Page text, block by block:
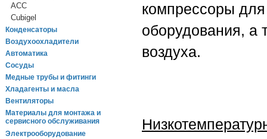
ACC
Cubigel
Конденсаторы
Воздухоохладители
Автоматика
Сосуды
Медные трубы и фитинги
Хладагенты и масла
Вентиляторы
Материалы для монтажа и
сервисного обслуживания
Электрооборудование
компрессоры для
оборудования, а
воздуха.